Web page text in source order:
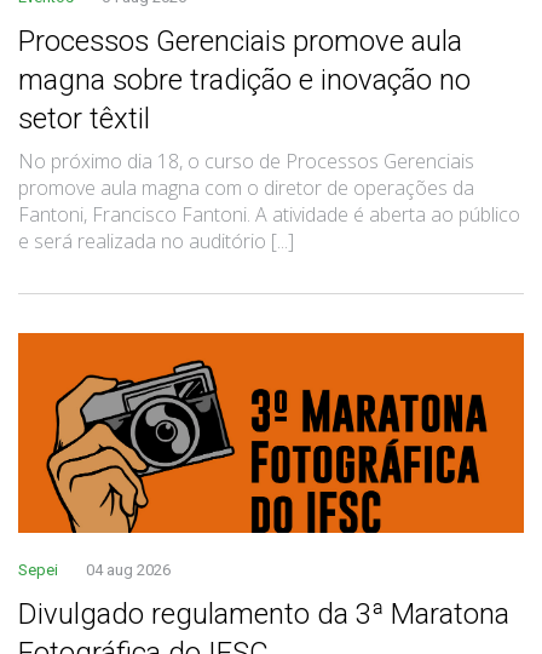
Processos Gerenciais promove aula
magna sobre tradição e inovação no
setor têxtil
No próximo dia 18, o curso de Processos Gerenciais
promove aula magna com o diretor de operações da
Fantoni, Francisco Fantoni. A atividade é aberta ao público
e será realizada no auditório [...]
Sepei 04 aug 2026
Divulgado regulamento da 3ª Maratona